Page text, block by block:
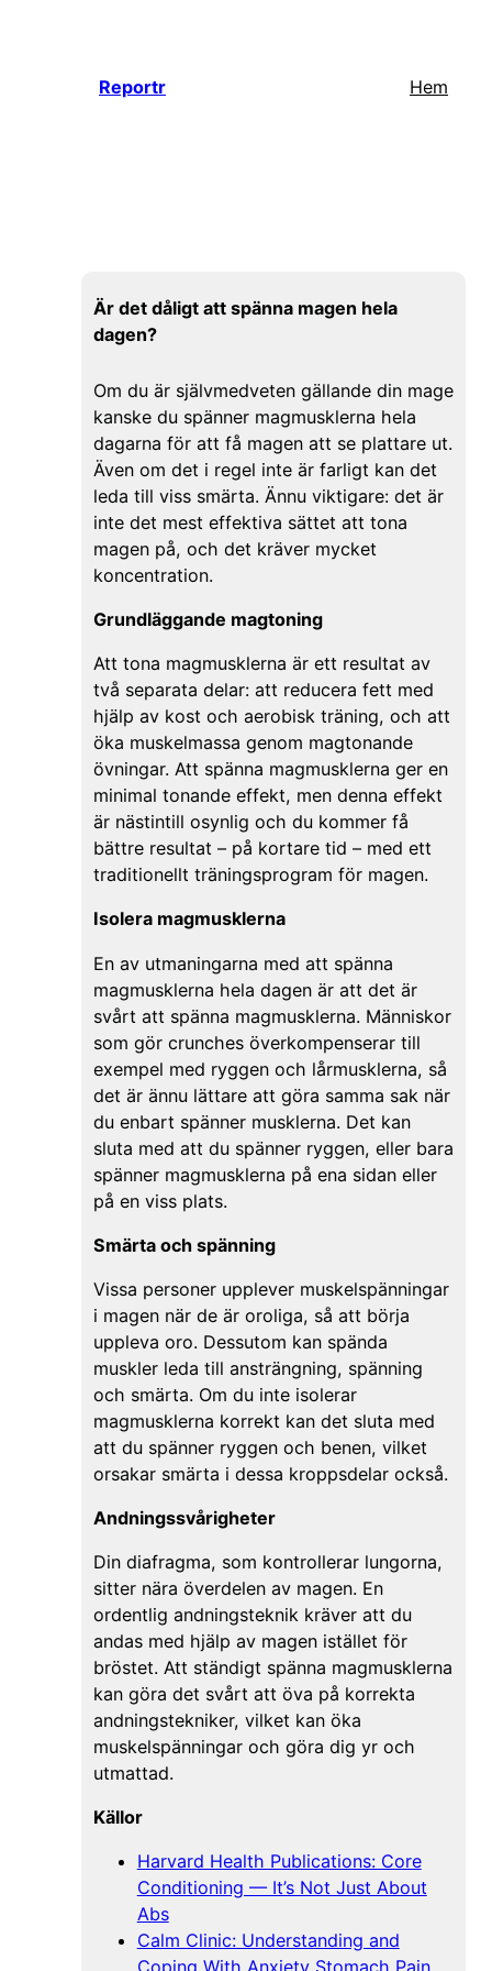
Reportr Hem
Är det dåligt att spänna magen hela
dagen?
Om du är självmedveten gällande din mage
kanske du spänner magmusklerna hela
dagarna för att få magen att se plattare ut.
Även om det i regel inte är farligt kan det
leda till viss smärta. Ännu viktigare: det är
inte det mest effektiva sättet att tona
magen på, och det kräver mycket
koncentration.
Grundläggande magtoning
Att tona magmusklerna är ett resultat av
två separata delar: att reducera fett med
hjälp av kost och aerobisk träning, och att
öka muskelmassa genom magtonande
övningar. Att spänna magmusklerna ger en
minimal tonande effekt, men denna effekt
är nästintill osynlig och du kommer få
bättre resultat – på kortare tid – med ett
traditionellt träningsprogram för magen.
Isolera magmusklerna
En av utmaningarna med att spänna
magmusklerna hela dagen är att det är
svårt att spänna magmusklerna. Människor
som gör crunches överkompenserar till
exempel med ryggen och lårmusklerna, så
det är ännu lättare att göra samma sak när
du enbart spänner musklerna. Det kan
sluta med att du spänner ryggen, eller bara
spänner magmusklerna på ena sidan eller
på en viss plats.
Smärta och spänning
Vissa personer upplever muskelspänningar
i magen när de är oroliga, så att börja
uppleva oro. Dessutom kan spända
muskler leda till ansträngning, spänning
och smärta. Om du inte isolerar
magmusklerna korrekt kan det sluta med
att du spänner ryggen och benen, vilket
orsakar smärta i dessa kroppsdelar också.
Andningssvårigheter
Din diafragma, som kontrollerar lungorna,
sitter nära överdelen av magen. En
ordentlig andningsteknik kräver att du
andas med hjälp av magen istället för
bröstet. Att ständigt spänna magmusklerna
kan göra det svårt att öva på korrekta
andningstekniker, vilket kan öka
muskelspänningar och göra dig yr och
utmattad.
Källor
Harvard Health Publications: Core
Conditioning — It’s Not Just About
Abs
Calm Clinic: Understanding and